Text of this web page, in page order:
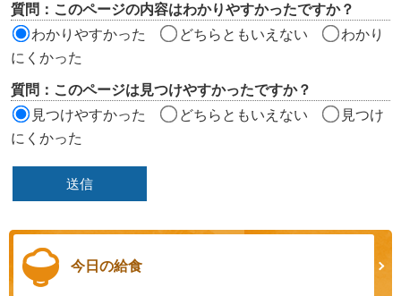
ア
質問：このページの内容はわかりやすかったですか？
わかりやすかった
どちらともいえない
わかり
にくかった
質問：このページは見つけやすかったですか？
見つけやすかった
どちらともいえない
見つけ
にくかった
今日の給食